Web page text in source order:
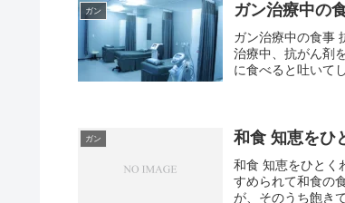
ガン ガン治療中の
ガン治療中の食事
治療中、抗がん剤
に食べると吐いて
ガン 和食 知恵をひ
和食 知恵をひとく
すめられて和食の
が、そのうち飽き